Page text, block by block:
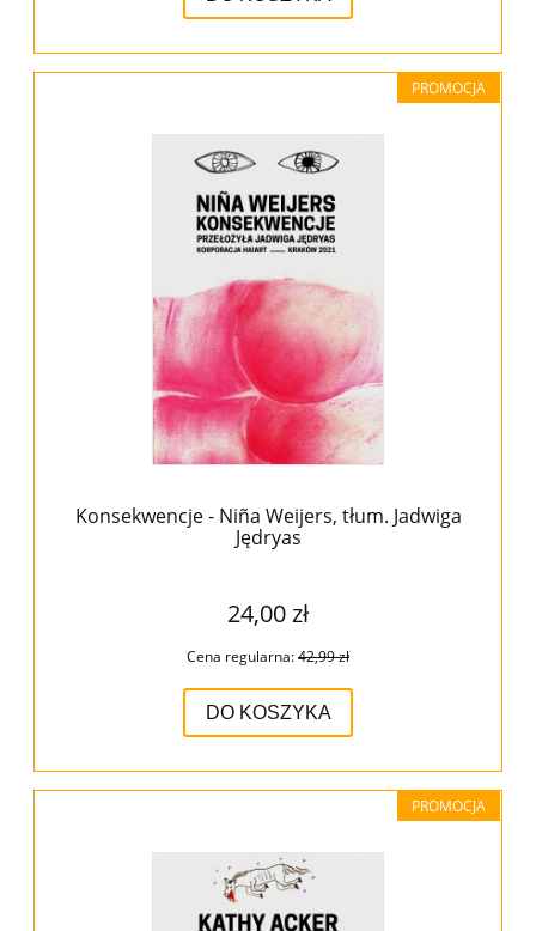
Konsekwencje - Niña Weijers, tłum. Jadwiga
Jędryas
24,00 zł
Cena regularna:42,99 zł
DO KOSZYKA
PROMOCJA
PROMOCJA